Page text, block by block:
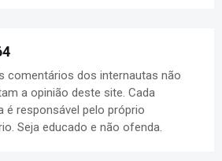
comentários dos internautas não
a opinião deste site. Cada
é responsável pelo próprio
Seja educado e não ofenda.